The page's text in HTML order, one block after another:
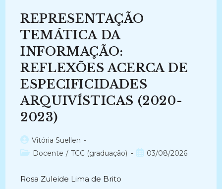
REPRESENTAÇÃO
TEMÁTICA DA
INFORMAÇÃO:
REFLEXÕES ACERCA DE
ESPECIFICIDADES
ARQUIVÍSTICAS (2020-
2023)
Autor
do
Vitória Suellen
Categoria
Docente / TCC (graduação)
Post03/08/2026
Rosa Zuleide Lima de Brito